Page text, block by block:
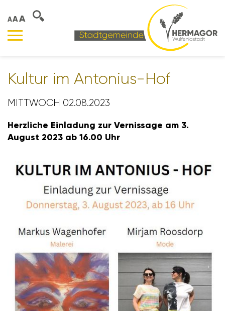
AAA
Kultur im Anto­nius-Hof
MITTWOCH 02.08.2023
Herz­liche Einla­dung zur Vernis­sage am 3.
August 2023 ab 16.00 Uhr